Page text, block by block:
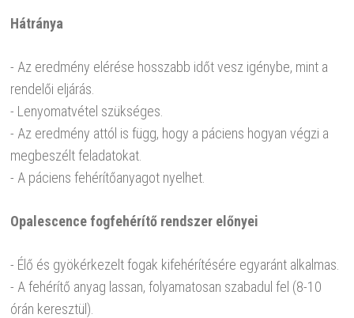
Hátránya
- Az eredmény elérése hosszabb időt vesz igénybe, mint a
rendelői eljárás.
- Lenyomatvétel szükséges.
- Az eredmény attól is függ, hogy a páciens hogyan végzi a
megbeszélt feladatokat.
- A páciens fehérítőanyagot nyelhet.
Opalescence fogfehérítő rendszer előnyei
- Élő és gyökérkezelt fogak kifehérítésére egyaránt alkalmas.
- A fehérítő anyag lassan, folyamatosan szabadul fel (8-10
órán keresztül).